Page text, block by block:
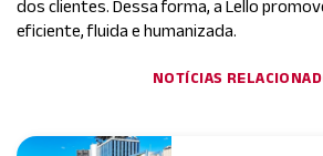
dos clientes. Dessa forma, a Lello
eficiente, fluida e humanizada.
NOTÍCIAS